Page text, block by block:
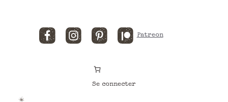
FacebookInstagramPinterestPatreon
Se connecter